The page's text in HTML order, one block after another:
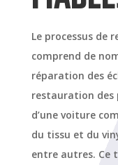
Le processus de
comprend de
réparation des
restauration des
d’une voiture
du tissu et du
entre autres. Ce